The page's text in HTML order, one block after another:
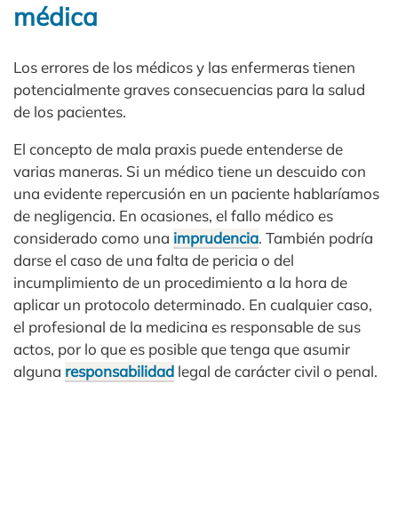
médica
Los errores de los médicos y las enfermeras tienen
potencialmente graves consecuencias para la salud
de los pacientes.
El concepto de mala praxis puede entenderse de
varias maneras. Si un médico tiene un descuido con
una evidente repercusión en un paciente hablaríamos
de negligencia. En ocasiones, el fallo médico es
considerado como una imprudencia. También podría
darse el caso de una falta de pericia o del
incumplimiento de un procedimiento a la hora de
aplicar un protocolo determinado. En cualquier caso,
el profesional de la medicina es responsable de sus
actos, por lo que es posible que tenga que asumir
alguna responsabilidad legal de carácter civil o penal.